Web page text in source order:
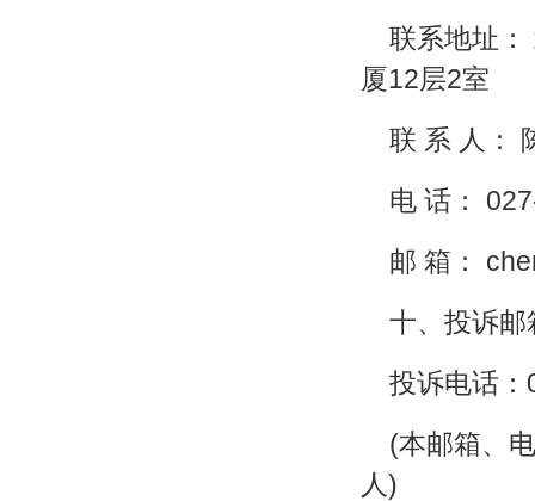
联系地址
厦12层2室
联 系 人：
电 话：
邮 箱：
十、投诉
投诉电话
(本邮箱、
人)